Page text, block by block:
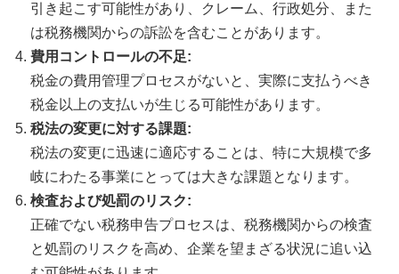
引き起こす可能性があり、クレーム、行政処分、また
は税務機関からの訴訟を含むことがあります。
費用コントロールの不足:
税金の費用管理プロセスがないと、実際に支払うべき
税金以上の支払いが生じる可能性があります。
税法の変更に対する課題:
税法の変更に迅速に適応することは、特に大規模で多
岐にわたる事業にとっては大きな課題となります。
検査および処罰のリスク:
正確でない税務申告プロセスは、税務機関からの検査
と処罰のリスクを高め、企業を望まざる状況に追い込